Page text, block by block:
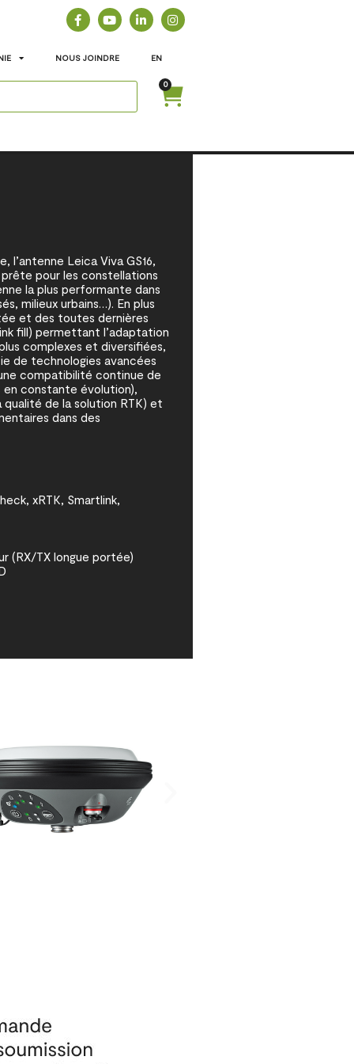
NOUS JOINDRE EN
0
l’antenne Leica Viva GS16,
pour les constellations
la plus performante dans
milieux urbains…). En plus
et des toutes dernières
fill) permettant l’adaptation
complexes et diversifiées,
de technologies avancées
compatibilité continue de
en constante évolution),
de la solution RTK) et
dans des
xRTK, Smartlink,
(RX/TX longue portée)